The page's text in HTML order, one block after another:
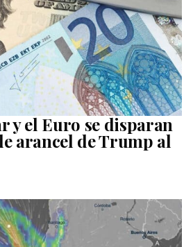
y el Euro se disparan
arancel de Trump al